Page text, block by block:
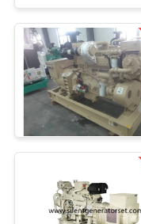
EXCURSÃO
DA
FÁBRICA
CONTROLE
DA
QUALIDADE
grupo
diesel
grupo